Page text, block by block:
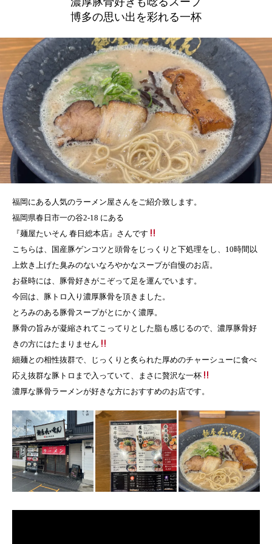
博多の思い出を彩れる一杯
福岡にある人気のラーメン屋さんをご紹介致します。
福岡県春日市一の谷2-18 にある
『麺屋たいそん 春日総本店』さんです
こちらは、国産豚ゲンコツと頭骨をじっくりと下処理をし、10時間以
上炊き上げた臭みのないなろやかなスープが自慢のお店。
お昼時には、豚骨好きがこぞって足を運んでいます。
今回は、豚トロ入り濃厚豚骨を頂きました。
とろみのある豚骨スープがとにかく濃厚。
豚骨の旨みが凝縮されてこってりとした脂も感じるので、濃厚豚骨好
きの方にはたまりません
細麺との相性抜群で、じっくりと炙られた厚めのチャーシューに食べ
応え抜群な豚トロまで入っていて、まさに贅沢な一杯
濃厚な豚骨ラーメンが好きな方におすすめのお店です。